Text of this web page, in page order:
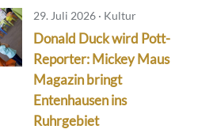
29. Juli 2026 · Kultur
Donald Duck wird Pott-
Reporter: Mickey Maus
Magazin bringt
Entenhausen ins
Ruhrgebiet